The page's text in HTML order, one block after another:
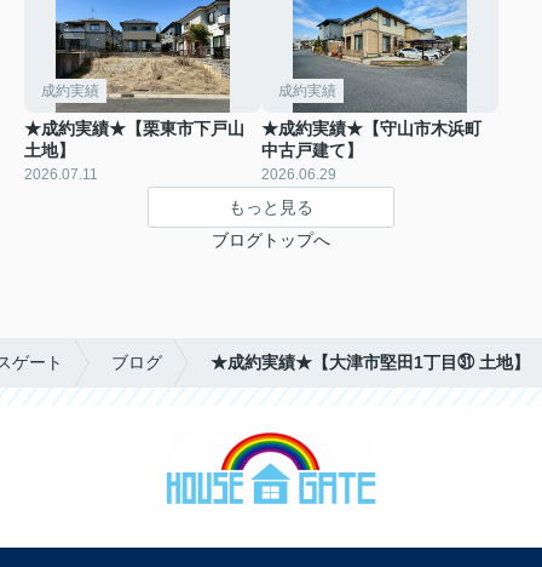
成約実績
★成約実績★【栗東市下戸山
土地】
2026.07.11
成約実績
★成約実績★【守山市木浜町
中古戸建て】
2026.06.29
もっと見る
ブログトップへ
ゲート ブログ ★成約実績★【大津市堅田1丁目㉛ 土地】